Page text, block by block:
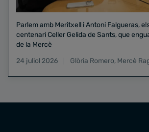
Parlem amb Meritxell i Antoni Falgueras,
centenari Celler Gelida de Sants, que enguany faran el pregó
de la Mercè
24 juliol 2026
Glòria Romero, Mercè